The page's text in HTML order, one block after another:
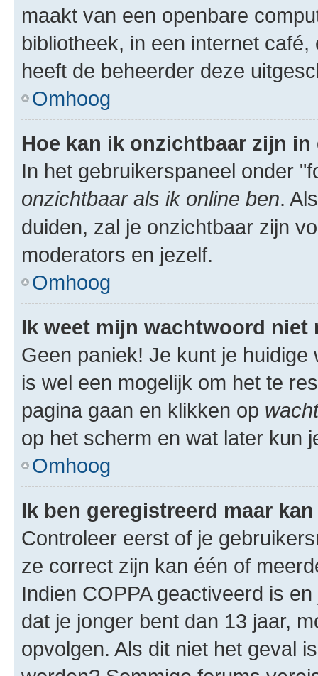
maakt van een openbare
bibliotheek, in een internet
heeft de beheerder deze
Omhoog
Hoe kan ik onzichtbaar zijn
In het gebruikerspaneel onder
onzichtbaar als ik online ben.
duiden, zal je onzichtbaar zijn
moderators en jezelf.
Omhoog
Ik weet mijn wachtwoord niet
Geen paniek! Je kunt je
is wel een mogelijk om het te
pagina gaan en klikken op
op het scherm en wat later kun
Omhoog
Ik ben geregistreerd maar
Controleer eerst of je
ze correct zijn kan één of
Indien COPPA geactiveerd is
dat je jonger bent dan 13 jaar,
opvolgen. Als dit niet het geval